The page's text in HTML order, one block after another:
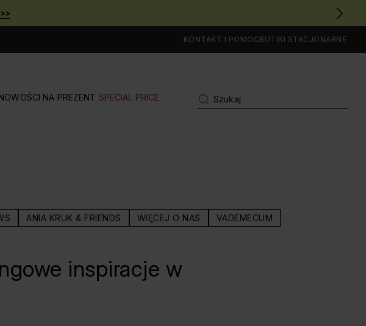
KONTAKT I POMOCBUTIKI STACJONARNE
NA PREZENT SPECIAL PRICE
ANIA KRUK & FRIENDS WIĘCEJ O NAS VADEMECUM
inspiracje w